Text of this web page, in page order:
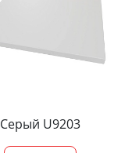
Серый U9203